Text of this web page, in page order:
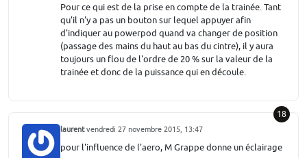
Pour ce qui est de la prise en compte de la trainée. Tant
qu'il n'y a pas un bouton sur lequel appuyer afin
d'indiquer au powerpod quand va changer de position
(passage des mains du haut au bas du cintre), il y aura
toujours un flou de l'ordre de 20 % sur la valeur de la
trainée et donc de la puissance qui en découle.
18
laurentvendredi 27 novembre 2015, 13:47
pour l'influence de l'aero, M Grappe donne un éclairage